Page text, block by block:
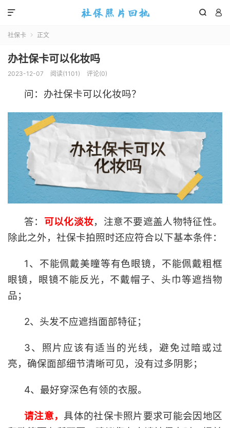
 

社保卡  正文
办社保卡可以化妆吗
2023-12-07 阅读(1101 ) 评论(0)
问：办社保卡可以化妆吗？
答： 可以化淡妆，注意不要遮盖人物特征性。
除此之外，社保卡拍照时还应符合以下基本条件：
1、不能佩戴美瞳等有色眼镜，不能佩戴粗框
眼镜，眼镜不能反光，不戴帽子、头巾等遮挡物
品；
2、头发不应遮挡面部特征；
3、照片应该有适当的光线，避免过暗或过
亮，确保面部细节清晰可见，没有过多阴影；
4、最好穿深色有领的衣服。
请注意， 具体的社保卡照片要求可能会因地区